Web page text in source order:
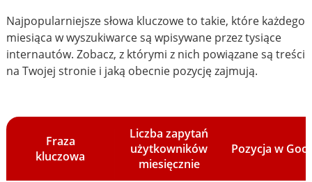
Najpopularniejsze słowa kluczowe to takie, które każdego
miesiąca w wyszukiwarce są wpisywane przez tysiące
internautów. Zobacz, z którymi z nich powiązane są treści
na Twojej stronie i jaką obecnie pozycję zajmują.
Fraza
kluczowa
Liczba zapytań
użytkowników
miesięcznie
Pozycja w